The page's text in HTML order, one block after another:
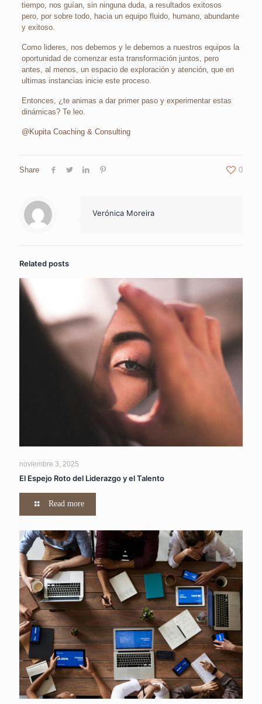
tiempo, nos guían, sin ninguna duda, a resultados exitosos
pero, por sobre todo, hacia un equipo fluido, humano, abundante
y exitoso.
Como lideres, nos debemos y le debemos a nuestros equipos la
oportunidad de comenzar esta transformación juntos, pero
antes, al menos, un espacio de exploración y atención, que en
ultimas instancias inicie este proceso.
Entonces, ¿te animas a dar primer paso y experimentar estas
dinámicas? Te leo.
@Kupita Coaching & Consulting
Share 0
Verónica Moreira
Related posts
noviembre 3, 2025
El Espejo Roto del Liderazgo y el Talento
Read more